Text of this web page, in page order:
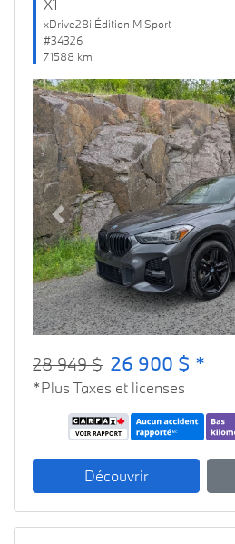
X1
xDrive28i Édition M Sport
#34326
71588 km
Previous
28 949 $ 26 900 $ *
*Plus Taxes et licenses
Découvrir